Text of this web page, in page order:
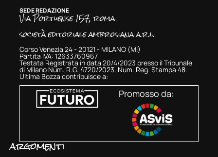
SEDE REDAZIONE
Via Portuense 157, roma
società editoriale ambrosiana a.r.l.
Corso Venezia 24 - 20121 - MILANO (MI)
Partita IVA: 12633760967
Testata Registrata in data 20/4/2023 presso il Tribunale
di Milano Num. R.G. 4720/2023. Num. Reg. Stampa 48.
Ultima Bozza contribuisce a:
Promosso da:
argomenti